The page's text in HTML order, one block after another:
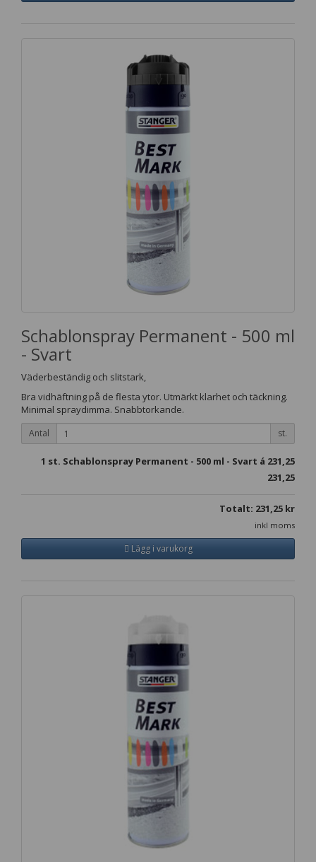
Schablonspray Permanent - 500 ml
- Svart
Väderbeständig och slitstark,
Bra vidhäftning på de flesta ytor. Utmärkt klarhet och täckning.
Minimal spraydimma. Snabbtorkande.
Antal st.
1 st. Schablonspray Permanent - 500 ml - Svart á 231,25
231,25
Totalt: 231,25 kr
inkl moms
Lägg i varukorg